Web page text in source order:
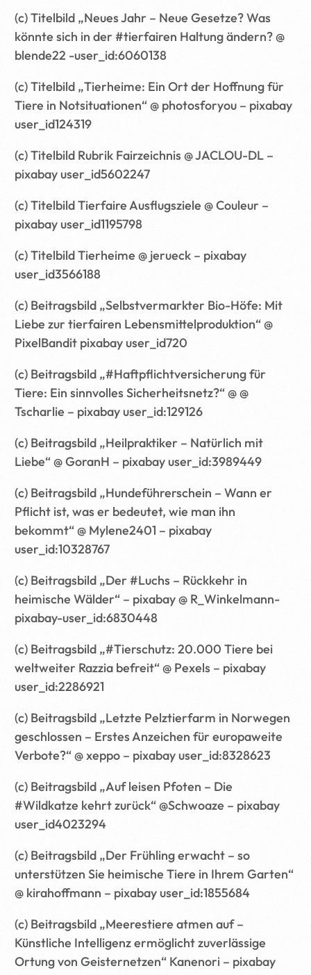
(c) Titelbild „Neues Jahr – Neue Gesetze? Was
könnte sich in der #tierfairen Haltung ändern? @
blende22 -user_id:6060138
(c) Titelbild „Tierheime: Ein Ort der Hoffnung für
Tiere in Notsituationen“ @ photosforyou – pixabay
user_id124319
(c) Titelbild Rubrik Fairzeichnis @ JACLOU-DL –
pixabay user_id5602247
(c) Titelbild Tierfaire Ausflugsziele @ Couleur –
pixabay user_id1195798
(c) Titelbild Tierheime @ jerueck – pixabay
user_id3566188
(c) Beitragsbild „Selbstvermarkter Bio-Höfe: Mit
Liebe zur tierfairen Lebensmittelproduktion“ @
PixelBandit pixabay user_id720
(c) Beitragsbild „#Haftpflichtversicherung für
Tiere: Ein sinnvolles Sicherheitsnetz?“ @ @
Tscharlie – pixabay user_id:129126
(c) Beitragsbild „Heilpraktiker – Natürlich mit
Liebe“ @ GoranH – pixabay user_id:3989449
(c) Beitragsbild „Hundeführerschein – Wann er
Pflicht ist, was er bedeutet, wie man ihn
bekommt“ @ Mylene2401 – pixabay
user_id:10328767
(c) Beitragsbild „Der #Luchs – Rückkehr in
heimische Wälder“ – pixabay @ R_Winkelmann-
pixabay-user_id:6830448
(c) Beitragsbild „#Tierschutz: 20.000 Tiere bei
weltweiter Razzia befreit“ @ Pexels – pixabay
user_id:2286921
(c) Beitragsbild „Letzte Pelztierfarm in Norwegen
geschlossen – Erstes Anzeichen für europaweite
Verbote?“ @ xeppo – pixabay user_id:8328623
(c) Beitragsbild „Auf leisen Pfoten – Die
#Wildkatze kehrt zurück“ @Schwoaze – pixabay
user_id4023294
(c) Beitragsbild „Der Frühling erwacht – so
unterstützen Sie heimische Tiere in Ihrem Garten“
@ kirahoffmann – pixabay user_id:1855684
(c) Beitragsbild „Meerestiere atmen auf –
Künstliche Intelligenz ermöglicht zuverlässige
Ortung von Geisternetzen“ Kanenori – pixabay